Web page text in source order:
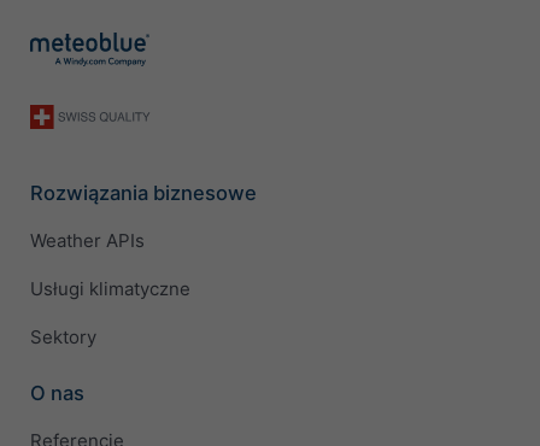
Rozwiązania biznesowe
Weather APIs
Usługi klimatyczne
Sektory
O nas
Referencje